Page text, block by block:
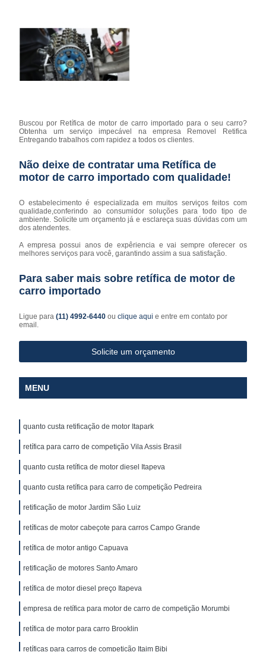
Buscou por Retífica de motor de carro importado para o seu carro?
Obtenha um serviço impecável na empresa Removel Retifica
Entregando trabalhos com rapidez a todos os clientes.
Não deixe de contratar uma Retífica de
motor de carro importado com qualidade!
O estabelecimento é especializada em muitos serviços feitos com
qualidade,conferindo ao consumidor soluções para todo tipo de
ambiente. Solicite um orçamento já e esclareça suas dúvidas com um
dos atendentes.
A empresa possui anos de expêriencia e vai sempre oferecer os
melhores serviços para você, garantindo assim a sua satisfação.
Para saber mais sobre retífica de motor de
carro importado
Ligue para(11) 4992-6440ouclique aqui e entre em contato por
email.
Solicite um orçamento
MENU
quanto custa retificação de motor Itapark
retífica para carro de competição Vila Assis Brasil
quanto custa retífica de motor diesel Itapeva
quanto custa retífica para carro de competição Pedreira
retificação de motor Jardim São Luiz
retíficas de motor cabeçote para carros Campo Grande
retífica de motor antigo Capuava
retificação de motores Santo Amaro
retífica de motor diesel preço Itapeva
empresa de retífica para motor de carro de competição Morumbi
retífica de motor para carro Brooklin
retíficas para carros de competição Itaim Bibi